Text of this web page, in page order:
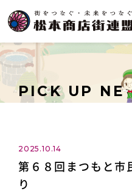
松本商店街連盟とは
商店街の名前の由来
ロケーションアクセス
商店街イチオシの名所
PICK UP
2025.10.14
第６８回まつもと市
り